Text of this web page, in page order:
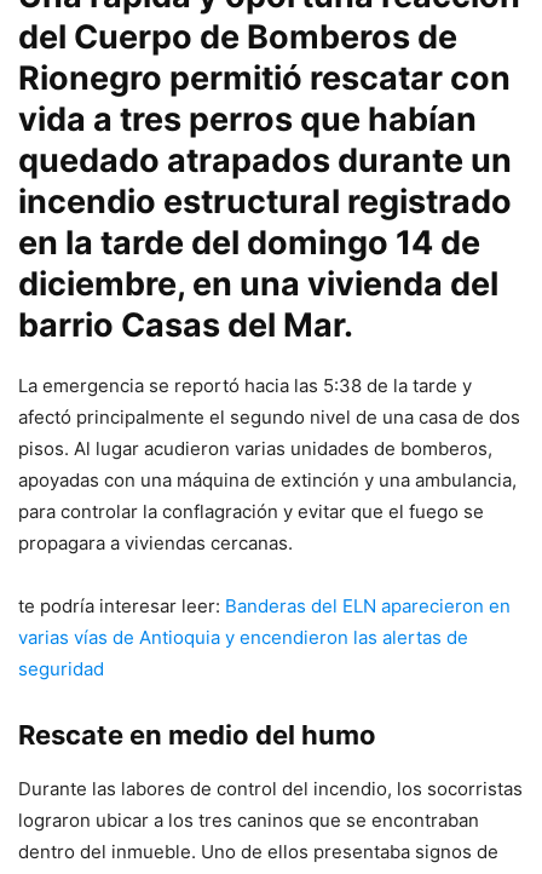
del Cuerpo de Bomberos de
Rionegro permitió rescatar con
vida a tres perros que habían
quedado atrapados durante un
incendio estructural registrado
en la tarde del domingo 14 de
diciembre, en una vivienda del
barrio Casas del Mar.
La emergencia se reportó hacia las 5:38 de la tarde y
afectó principalmente el segundo nivel de una casa de dos
pisos. Al lugar acudieron varias unidades de bomberos,
apoyadas con una máquina de extinción y una ambulancia,
para controlar la conflagración y evitar que el fuego se
propagara a viviendas cercanas.
te podría interesar leer: Banderas del ELN aparecieron en
varias vías de Antioquia y encendieron las alertas de
seguridad
Rescate en medio del humo
Durante las labores de control del incendio, los socorristas
lograron ubicar a los tres caninos que se encontraban
dentro del inmueble. Uno de ellos presentaba signos de